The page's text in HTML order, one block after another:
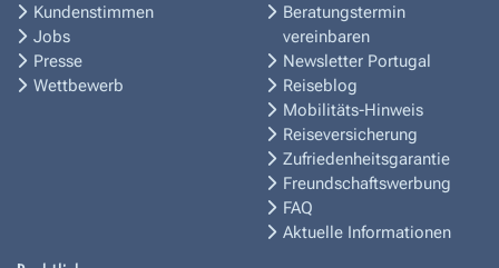
Kundenstimmen
Jobs
Presse
Wettbewerb
Beratungstermin
vereinbaren
Newsletter Portugal
Reiseblog
Mobilitäts-Hinweis
Reiseversicherung
Zufriedenheitsgarantie
Freundschaftswerbung
FAQ
Aktuelle Informationen